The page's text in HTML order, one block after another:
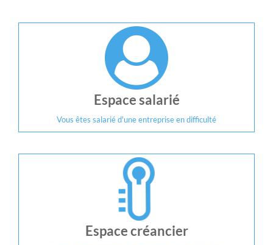
Espace salarié
Vous êtes salarié d'une entreprise en difficulté
Espace créancier